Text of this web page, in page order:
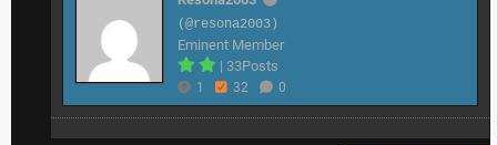
(@resona2003)
Eminent Member
| 33Posts
1 32 0